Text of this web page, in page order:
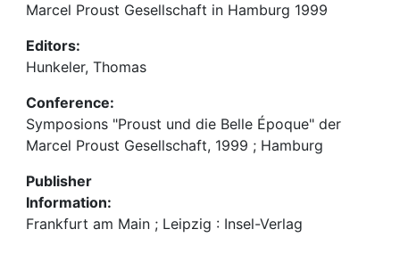
Marcel Proust Gesellschaft in Hamburg 1999
Editors:
Hunkeler, Thomas
Conference:
Symposions "Proust und die Belle Époque" der
Marcel Proust Gesellschaft, 1999 ; Hamburg
Publisher
Information:
Frankfurt am Main ; Leipzig : Insel-Verlag